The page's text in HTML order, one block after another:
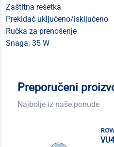
Zaštitna rešetka
Prekidač uključeno/isključeno
Ručka za prenošenje
Snaga: 35 W
Preporučeni
Najbolje iz naše ponude